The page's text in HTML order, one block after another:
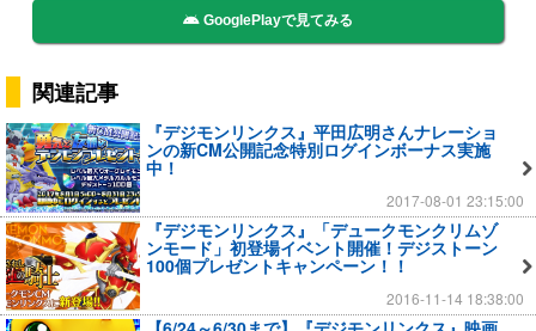
GooglePlayで見てみる
関連記事
『デジモンリンクス』平田広明さんナレーショ
ンの新CM公開記念特別ログインボーナス実施
中！
2017-08-01 23:15:00
『デジモンリンクス』「デュークモンクリムゾ
ンモード」初登場イベント開催！デジストーン
100個プレゼントキャンペーン！！
2016-11-14 18:38:00